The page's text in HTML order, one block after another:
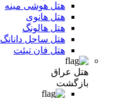
هتل هوشی مینه
هتل هانوی
هتل هالونگ
هتل ساحل دانانگ
هتل فان تیئت
هتل عراق
بازگشت